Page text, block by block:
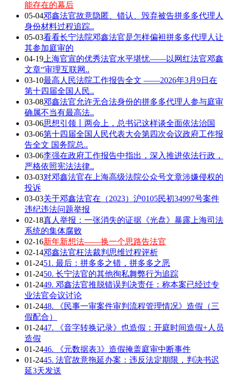
能存在的幕后
05-04邓鑫法官故意隐匿、错认、毁弃被告拼多多代理人
身份材料过程追踪..
05-03看看长宁法院邓鑫法官是怎样偏袒拼多多代理人让
其参加庭审的
04-19 上海官宣的优秀法官水平堪忧——以网红法官邓鑫
文章“审理互联网..
03-10最高人民法院工作报告全文 ——2026年3月9日在
第十四届全国人民..
03-08邓鑫法官允许无合法身份的拼多多代理人参与庭审
确属不当有最高法..
03-06思想引领丨两会上，总书记这样谈全面依法治国
03-06第十四届全国人民代表大会第四次会议政府工作报
告全文 国务院总..
03-06李强在政府工作报告中指出，深入推进依法行政，
严格依照宪法法律..
03-03对邓鑫法官在上海高级法院公众号文章涉嫌侵权的
投诉
03-03关于邓鑫法官在（2023）沪0105民初34997号案件
违纪违法问题举报
02-18真人举报：一张消失的证据《光盘》暴露上海司法
系统的集体腐败
02-16新年新想法——换一个思路告法官
02-14邓鑫法官枉法裁判思维过程评析
01-2451. 最后：拼多多之错，拼多多之恶
01-2450. 长宁法官的其他徇私舞弊行为追踪
01-2449. 邓鑫法官推脱错误判决责任：称本案已经过专
业法官会议讨论
01-2448. 《民事一审案件审判流程管理情况》造假（三
假配合）
01-2447. 《音字转换记录》也造假：开庭时间造假+人员
造假
01-2446. 《元数据表3》造假掩盖庭审中断事件
01-2445. 法官故意拖延办案：违反法定期限，判决书迟
延3天发送